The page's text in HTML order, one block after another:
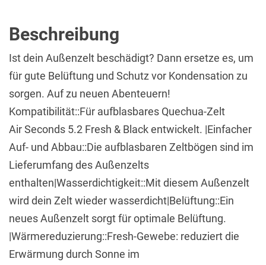
Beschreibung
Ist dein Außenzelt beschädigt? Dann ersetze es, um
für gute Belüftung und Schutz vor Kondensation zu
sorgen. Auf zu neuen Abenteuern!
Kompatibilität::Für aufblasbares Quechua-Zelt
Air Seconds 5.2 Fresh & Black entwickelt. |Einfacher
Auf- und Abbau::Die aufblasbaren Zeltbögen sind im
Lieferumfang des Außenzelts
enthalten|Wasserdichtigkeit::Mit diesem Außenzelt
wird dein Zelt wieder wasserdicht|Belüftung::Ein
neues Außenzelt sorgt für optimale Belüftung.
|Wärmereduzierung::Fresh-Gewebe: reduziert die
Erwärmung durch Sonne im